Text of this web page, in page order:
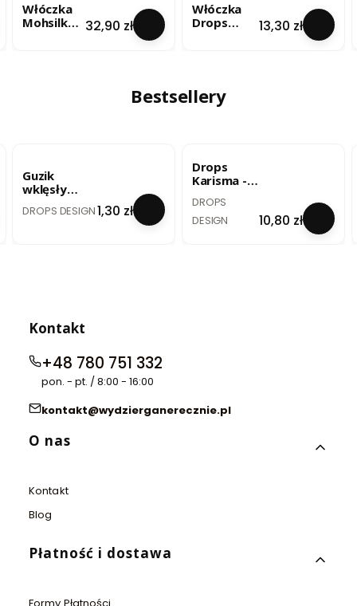
Włóczka
Mohsilko – Cena
32,90 zł
Włóczka
Drops
/ uni colour
33
Cena
13,30 zł
Bestsellery
Guzik
wklęsły
mm / no. 522
PRODUCENT
DROPS DESIGNCena
1,30 zł
Drops
Karisma -
perłowy /
mix 72
PRODUCENT
DROPS
DESIGN
Cena
10,80 zł
Kontakt
+48 780 751 332
pon. - pt. / 8:00 - 16:00
kontakt@wydzierganerecznie.pl
Linki w stopce
O nas
Kontakt
Blog
Płatność i dostawa